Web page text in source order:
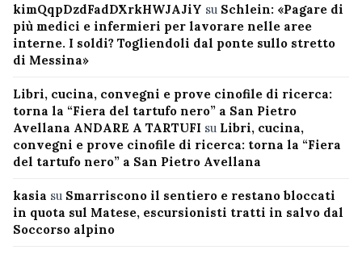
kimQqpDzdFadDXrkHWJAJiY su Schlein: «Pagare di
più medici e infermieri per lavorare nelle aree
interne. I soldi? Togliendoli dal ponte sullo stretto
di Messina»
Libri, cucina, convegni e prove cinofile di ricerca:
torna la “Fiera del tartufo nero” a San Pietro
Avellana ANDARE A TARTUFI su Libri, cucina,
convegni e prove cinofile di ricerca: torna la “Fiera
del tartufo nero” a San Pietro Avellana
kasia su Smarriscono il sentiero e restano bloccati
in quota sul Matese, escursionisti tratti in salvo dal
Soccorso alpino